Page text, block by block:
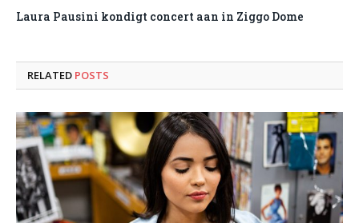
Laura Pausini kondigt concert aan in Ziggo Dome
RELATED POSTS